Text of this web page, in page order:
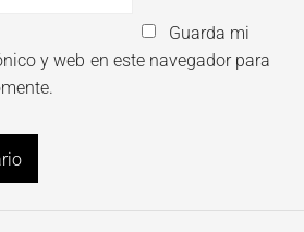
Guarda mi
y web en este navegador para